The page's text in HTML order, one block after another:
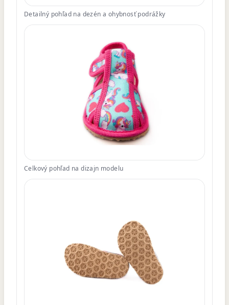
Detailný pohľad na dezén a ohybnosť podrážky
Celkový pohľad na dizajn modelu